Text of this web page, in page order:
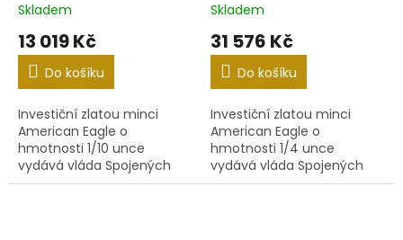
Skladem
13 019 Kč
Do košíku
Investiční zlatou minci
American Eagle o
hmotnosti 1/10 unce
vydává vláda Spojených
států amerických. Mince se
Skladem
31 576 Kč
Do košíku
Investiční zlatou minci
American Eagle o
hmotnosti 1/4 unce
vydává vláda Spojených
států amerických. Mince se